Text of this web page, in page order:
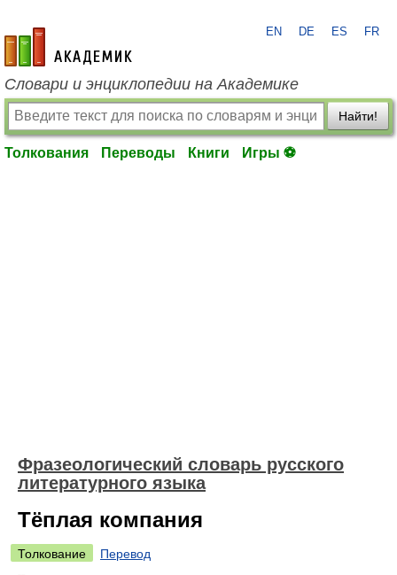
academic.ru
EN DE ES FR
Словари и энциклопедии на Академике
Найти!
Толкования Переводы Книги Игры ⚽
Фразеологический словарь русского
литературного языка
Тёплая компания
Толкование
Перевод